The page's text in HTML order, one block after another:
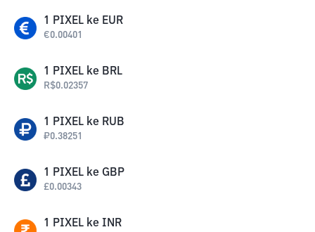
1 PIXEL ke EUR
€0.00401
1 PIXEL ke BRL
R$0.02357
1 PIXEL ke RUB
₽0.38251
1 PIXEL ke GBP
£0.00343
1 PIXEL ke INR